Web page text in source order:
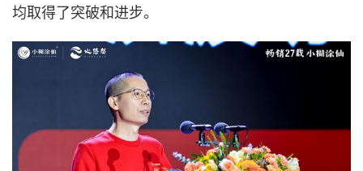
均取得了突破和进步。